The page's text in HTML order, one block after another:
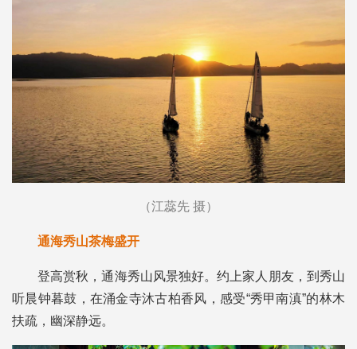
（江蕊先 摄）
通海秀山茶梅盛开
登高赏秋，通海秀山风景独好。约上家人朋友，到秀山
听晨钟暮鼓，在涌金寺沐古柏香风，感受“秀甲南滇”的林木
扶疏，幽深静远。